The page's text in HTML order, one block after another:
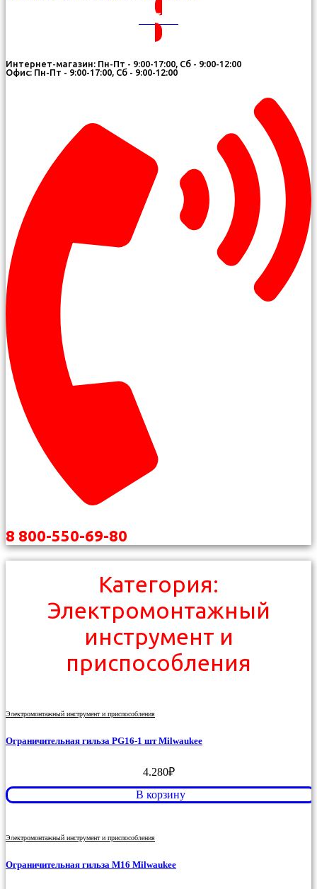
ВОЙТИ
Интернет-магазин: Пн-Пт - 9:00-17:00, Сб - 9:00-12:00
Офис: Пн-Пт - 9:00-17:00, Сб - 9:00-12:00
8 800-550-69-80
Категория:
Электромонтажный
инструмент и
приспособления
Электромонтажный инструмент и приспособления
Ограничительная гильза PG16-1 шт Milwaukee
4.280₽
В корзину
Электромонтажный инструмент и приспособления
Ограничительная гильза M16 Milwaukee